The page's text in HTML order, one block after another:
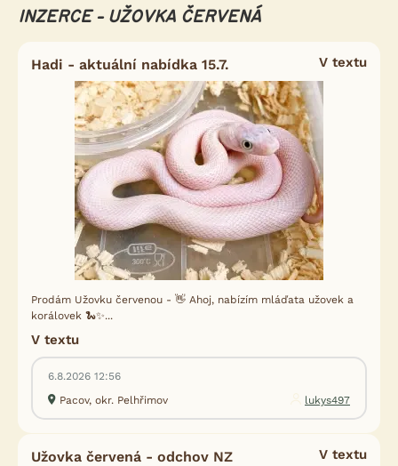
INZERCE - UŽOVKA ČERVENÁ
Hadi - aktuální nabídka 15.7. V textu
Prodám Užovku červenou - 👋 Ahoj, nabízím mláďata užovek a
korálovek 🐍✨...
V textu
6.8.2026 12:56
Pacov, okr. Pelhřimov
lukys497
Užovka červená - odchov NZ
V textu